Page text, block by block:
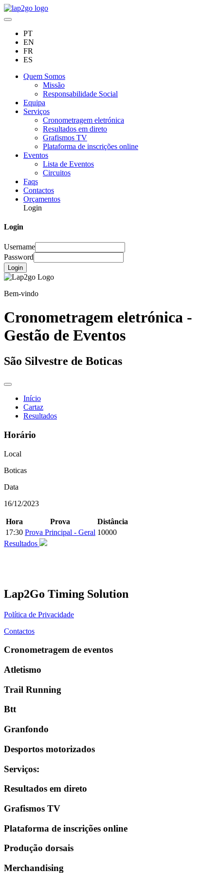
PT
EN
FR
ES
Quem Somos
Missão
Responsabilidade Social
Equipa
Serviços
Cronometragem eletrónica
Resultados em direto
Grafismos TV
Plataforma de inscrições online
Eventos
Lista de Eventos
Circuitos
Faqs
Contactos
Orçamentos
Login
Login
Username
Password
Login
Bem-vindo
Cronometragem eletrónica -
Gestão de Eventos
São Silvestre de Boticas
Início
Cartaz
Resultados
Horário
Local
Boticas
Data
16/12/2023
Hora Prova
Distância
17:30 Prova Principal - Geral 10000
Resultados
Lap2Go Timing Solution
Política de Privacidade
Contactos
Cronometragem de eventos
Atletismo
Trail Running
Btt
Granfondo
Desportos motorizados
Serviços:
Resultados em direto
Grafismos TV
Plataforma de inscrições online
Produção dorsais
Merchandising